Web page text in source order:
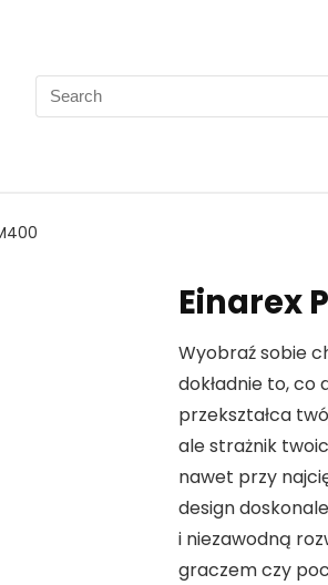
Search
for:
Einarex
Wyobraź sobie
dokładnie to, co
przekształca
ale strażnik
nawet przy
design
i niezawodną
graczem czy